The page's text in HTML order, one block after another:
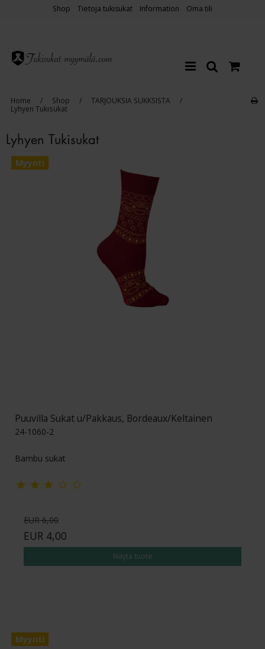
Shop Tietoja tukisukat Information Oma tili
Home / Shop / TARJOUKSIA SUKKSISTA
/
Lyhyen Tukisukat
Lyhyen Tukisukat
Myynti
Puuvilla Sukat u/Pakkaus, Bordeaux/Keltainen
24-1060-2
Bambu sukat
EUR 6,00
EUR 4,00
Näytä tuote
Myynti